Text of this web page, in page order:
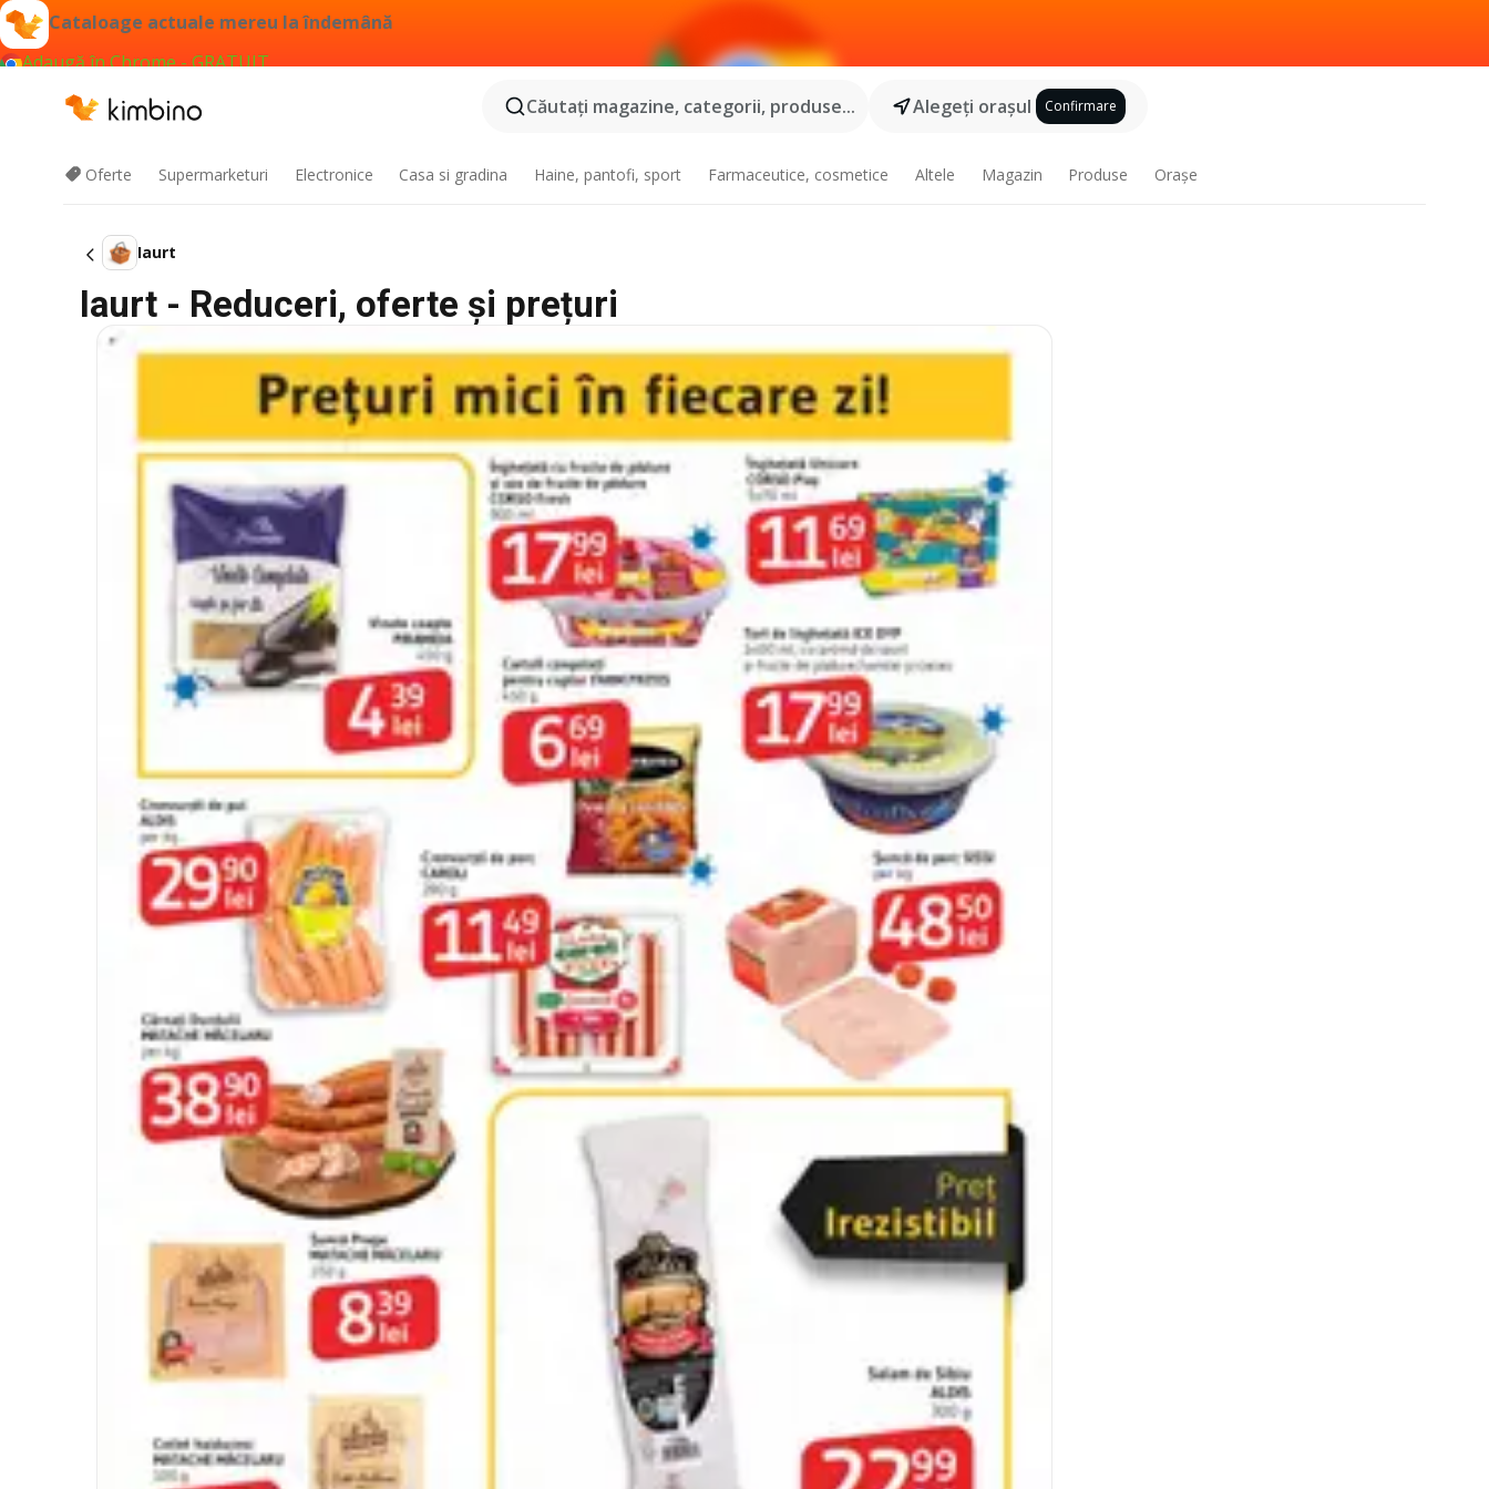
Cataloage actuale mereu la îndemână
Adaugă în Chrome - GRATUIT
Căutaţi magazine, categorii, produse...
Alegeţi oraşul Confirmare
Oferte Supermarketuri Electronice Casa si gradina Haine, pantofi, sport Farmaceutice, cosmetice Altele Magazin Produse Oraşe
Iaurt
Iaurt - Reduceri, oferte și prețuri